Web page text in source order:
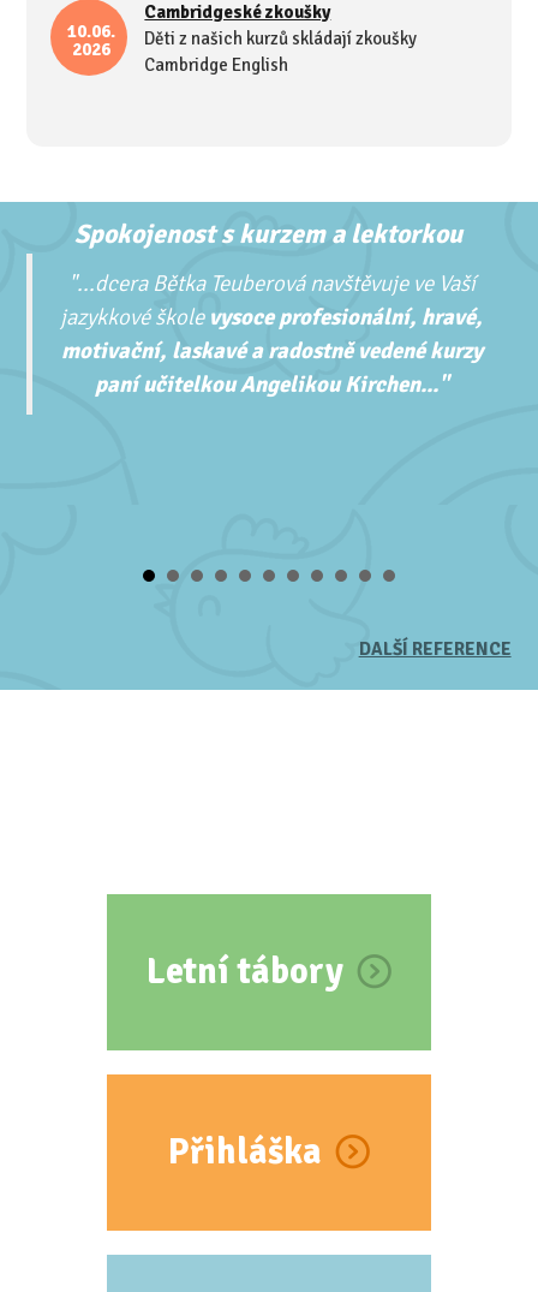
10.06.
2026
Cambridgeské zkoušky
Děti z našich kurzů skládají zkoušky
Cambridge English
Spokojenost s kurzem a lektorkou
"...dcera Bětka Teuberová navštěvuje ve Vaší
jazykkové škole vysoce profesionální, hravé,
motivační, laskavé a radostně vedené kurzy
paní učitelkou Angelikou Kirchen..."
DALŠÍ REFERENCE
Letní tábory
Přihláška